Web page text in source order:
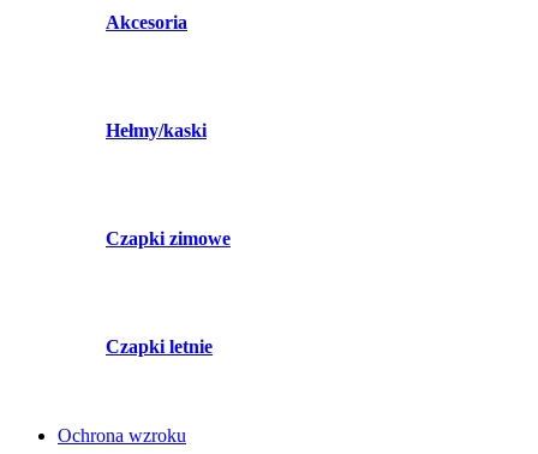
Akcesoria
Hełmy/kaski
Czapki zimowe
Czapki letnie
Ochrona wzroku